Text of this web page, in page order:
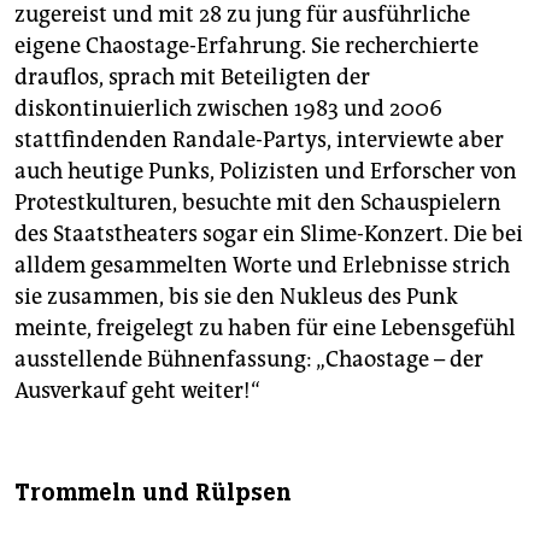
zugereist und mit 28 zu jung für ausführliche
eigene Chaostage-Erfahrung. Sie recherchierte
drauflos, sprach mit Beteiligten der
diskontinuierlich zwischen 1983 und 2006
stattfindenden Randale-Partys, interviewte aber
auch heutige Punks, Polizisten und Erforscher von
Protestkulturen, besuchte mit den Schauspielern
des Staatstheaters sogar ein Slime-Konzert. Die bei
alldem gesammelten Worte und Erlebnisse strich
sie zusammen, bis sie den Nukleus des Punk
meinte, freigelegt zu haben für eine Lebensgefühl
ausstellende Bühnenfassung: „Chaostage – der
Ausverkauf geht weiter!“
Trommeln und Rülpsen